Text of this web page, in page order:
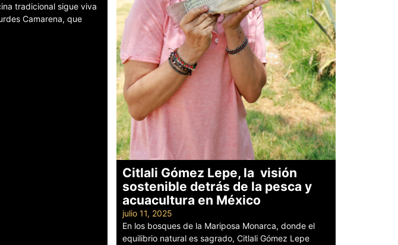
tradicional sigue viva
Camarena, que
Citlali Gómez Lepe, la visión
sostenible detrás de la pesca y
acuacultura en México
julio 11, 2025
En los bosques de la Mariposa Monarca, donde el
equilibrio natural es sagrado, Citlali Gómez Lepe